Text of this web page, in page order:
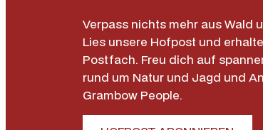
Verpass nichts mehr aus Wald
Lies unsere Hofpost und
Postfach. Freu dich auf
rund um Natur und Jagd und
Grambow People.